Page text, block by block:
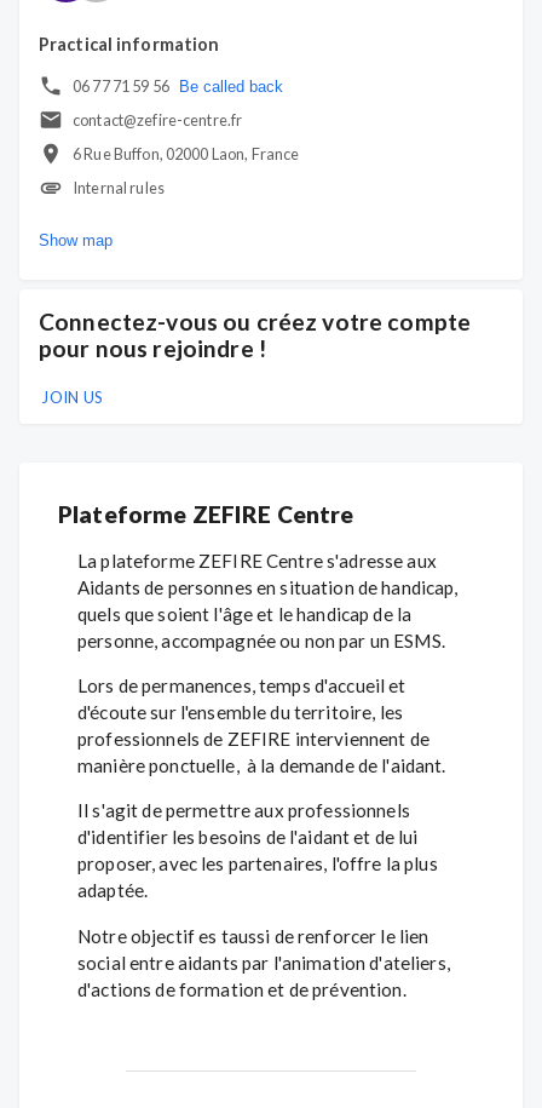
Practical information
06 77 71 59 56 Be called back
contact@zefire-centre.fr
6 Rue Buffon, 02000 Laon, France
Internal rules
Show map
Connectez-vous ou créez votre compte
pour nous rejoindre !
JOIN US
Plateforme ZEFIRE Centre
La plateforme ZEFIRE Centre s'adresse aux
Aidants de personnes en situation de handicap,
quels que soient l'âge et le handicap de la
personne, accompagnée ou non par un ESMS.
Lors de permanences, temps d'accueil et
d'écoute sur l'ensemble du territoire, les
professionnels de ZEFIRE interviennent de
manière ponctuelle, à la demande de l'aidant.
Il s'agit de permettre aux professionnels
d'identifier les besoins de l'aidant et de lui
proposer, avec les partenaires, l'offre la plus
adaptée.
Notre objectif es taussi de renforcer le lien
social entre aidants par l'animation d'ateliers,
d'actions de formation et de prévention.